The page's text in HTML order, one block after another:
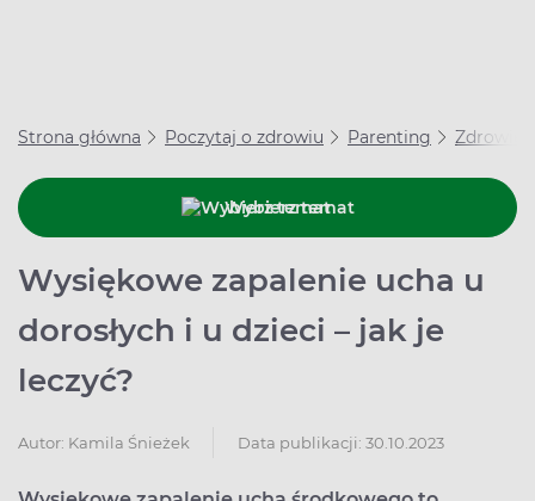
Strona główna Poczytaj o zdrowiu Parenting Zdrowie
Wybierz temat
Wysiękowe zapalenie ucha u
dorosłych i u dzieci – jak je
leczyć?
Autor: Kamila Śnieżek Data publikacji: 30.10.2023